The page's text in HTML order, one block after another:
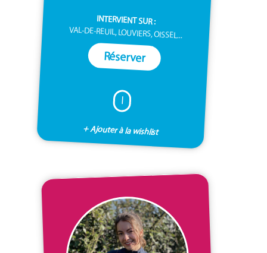
INTERVIENT SUR :
VAL-DE-REUIL, LOUVIERS, OISSEL...
Réserver
I
+ Ajouter à la wishlist